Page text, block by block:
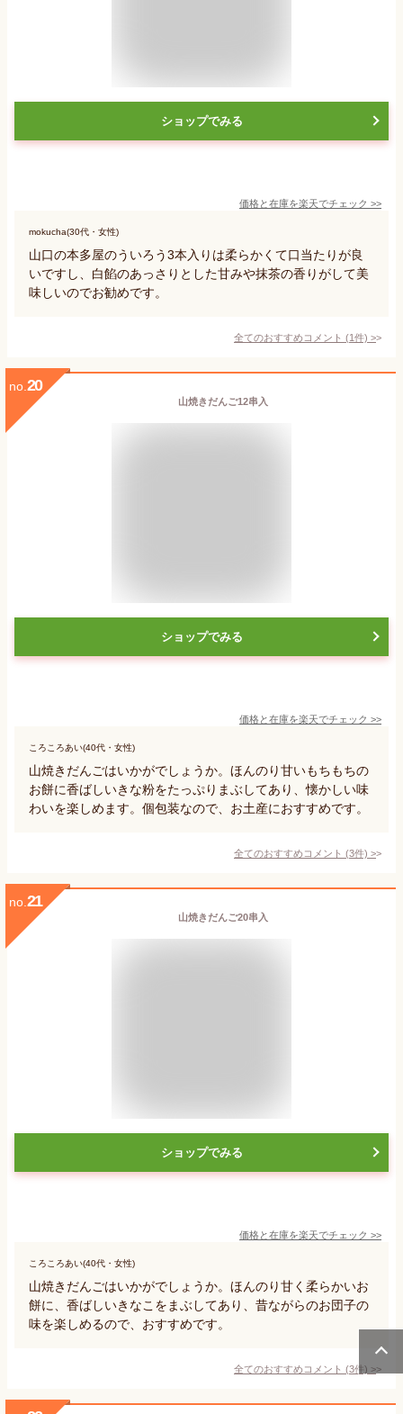
ショップでみる
価格と在庫を楽天でチェック >>
mokucha(30代・女性)
山口の本多屋のういろう3本入りは柔らかくて口当たりが良
いですし、白餡のあっさりとした甘みや抹茶の香りがして美
味しいのでお勧めです。
全てのおすすめコメント (1件) >
no. 20
山焼きだんご12串入
ショップでみる
価格と在庫を楽天でチェック >>
ころころあい(40代・女性)
山焼きだんごはいかがでしょうか。ほんのり甘いもちもちの
お餅に香ばしいきな粉をたっぷりまぶしてあり、懐かしい味
わいを楽しめます。個包装なので、お土産におすすめです。
全てのおすすめコメント (3件) >
no. 21
山焼きだんご20串入
ショップでみる
価格と在庫を楽天でチェック >>
ころころあい(40代・女性)
山焼きだんごはいかがでしょうか。ほんのり甘く柔らかいお
餅に、香ばしいきなこをまぶしてあり、昔ながらのお団子の
味を楽しめるので、おすすめです。
全てのおすすめコメント (3件) >